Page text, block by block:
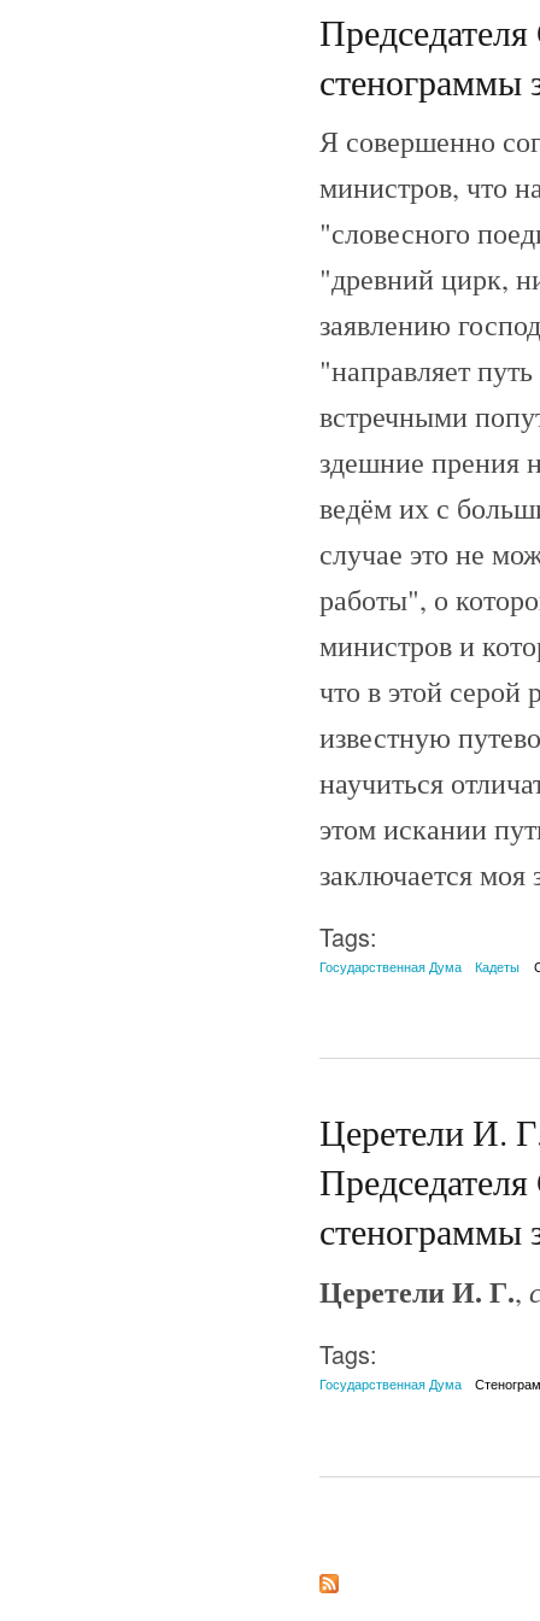
стенограммы
Я совершенно
министров, что
"словесного
"древний цирк,
заявлению
"направляет
встречными
здешние прения
ведём их с
случае это не
работы", о
министров и
что в этой
известную
научиться
этом искании
заключается моя
Tags:
Государственная Дума Кадеты
Церетели И.
стенограммы
Церетели И. Г.,
Tags:
Государственная Дума